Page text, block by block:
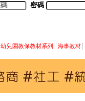
密碼
幼兒園教保教材系列 海事教材